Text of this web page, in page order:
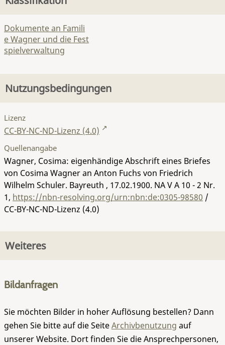
Dokumente an Famili
e Wagner und die Fest
spielverwaltung
Nutzungsbedingungen
Lizenz
CC-BY-NC-ND-Lizenz (4.0)
Quellenangabe
Wagner, Cosima: eigenhändige Abschrift eines Briefes
von Cosima Wagner an Anton Fuchs von Friedrich
Wilhelm Schuler. Bayreuth , 17.02.1900. NA V A 10 - 2 Nr.
1, https://nbn-resolving.org/urn:nbn:de:0305-98580 /
CC-BY-NC-ND-Lizenz (4.0)
Weiteres
Bildanfragen
Sie möchten Bilder in hoher Auflösung bestellen? Dann
gehen Sie bitte auf die SeiteArchivbenutzung auf
unserer Website. Dort finden Sie die Ansprechpersonen,